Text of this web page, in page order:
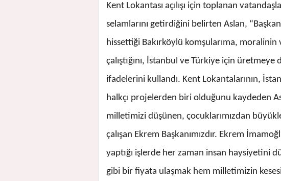
Kent Lokantası açılışı için toplanan
selamlarını getirdiğini belirten Aslan,
hissettiği Bakırköylü komşularıma, moralinin
çalıştığını, İstanbul ve Türkiye için
ifadelerini kullandı. Kent Lokantalarının,
halkçı projelerden biri olduğunu kaydeden
milletimizi düşünen, çocuklarımızdan
çalışan Ekrem Başkanımızdır. Ekrem
yaptığı işlerde her zaman insan haysiyetini
gibi bir fiyata ulaşmak hem milletimizin